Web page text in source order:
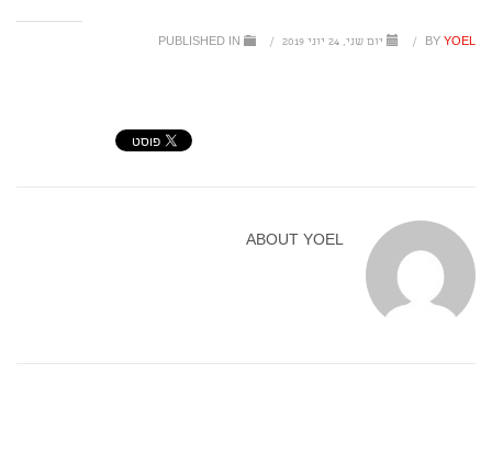
BY YOEL
/ יום שני, 24 יוני 2019 /
ABOUT YOEL